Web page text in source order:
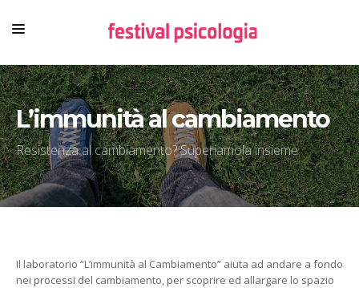
HOME
CHI SIAMO
NEWSLETTER
CONTENUTI
VIDEO
L’immunità al cambiamento
Resistenza al cambiamento? Superiamola insieme
Il laboratorio “L’immunità al Cambiamento” aiuta ad andare a fondo
nei processi del cambiamento, per scoprire ed allargare lo spazio